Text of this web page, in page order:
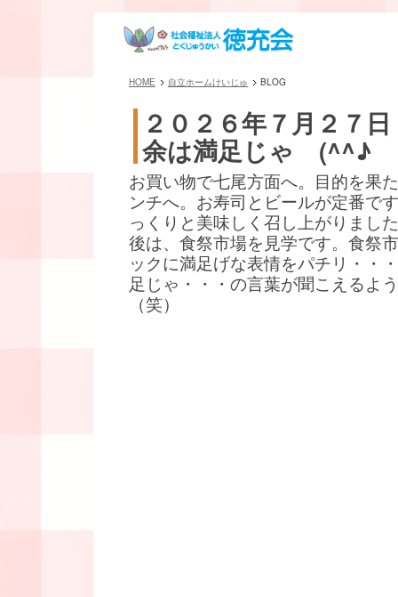
HOME 自立ホームけいじゅ BLOG
２０２６年７月２７日
余は満足じゃ (^^♪
お買い物で七尾方面へ。目的を果
ンチへ。お寿司とビールが定番で
っくりと美味しく召し上がりまし
後は、食祭市場を見学です。食祭
ックに満足げな表情をパチリ・・
足じゃ・・・の言葉が聞こえる
（笑）